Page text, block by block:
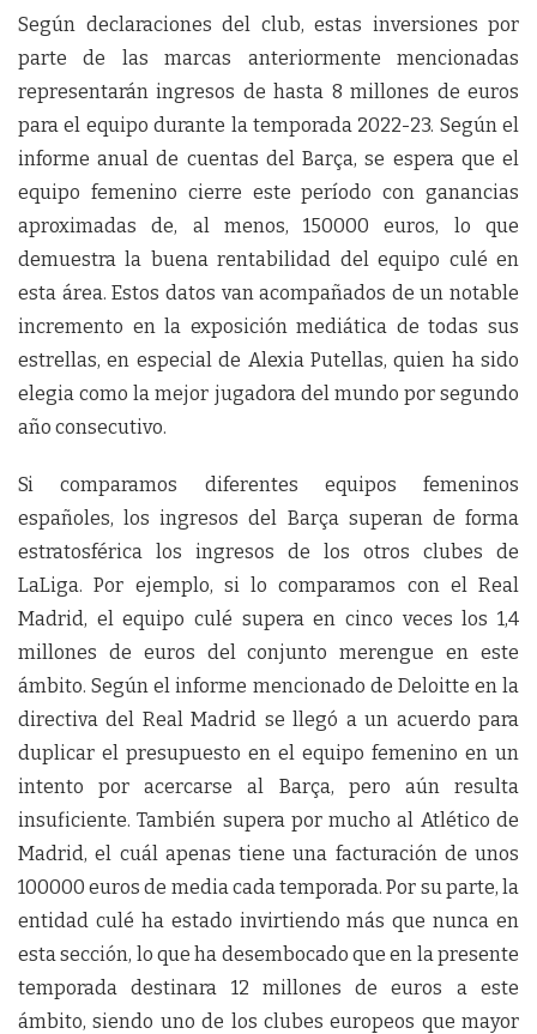
Según declaraciones del club, estas inversiones por
parte de las marcas anteriormente mencionadas
representarán ingresos de hasta 8 millones de euros
para el equipo durante la temporada 2022-23. Según el
informe anual de cuentas del Barça, se espera que el
equipo femenino cierre este período con ganancias
aproximadas de, al menos, 150000 euros, lo que
demuestra la buena rentabilidad del equipo culé en
esta área. Estos datos van acompañados de un notable
incremento en la exposición mediática de todas sus
estrellas, en especial de Alexia Putellas, quien ha sido
elegia como la mejor jugadora del mundo por segundo
año consecutivo.
Si comparamos diferentes equipos femeninos
españoles, los ingresos del Barça superan de forma
estratosférica los ingresos de los otros clubes de
LaLiga. Por ejemplo, si lo comparamos con el Real
Madrid, el equipo culé supera en cinco veces los 1,4
millones de euros del conjunto merengue en este
ámbito. Según el informe mencionado de Deloitte en la
directiva del Real Madrid se llegó a un acuerdo para
duplicar el presupuesto en el equipo femenino en un
intento por acercarse al Barça, pero aún resulta
insuficiente. También supera por mucho al Atlético de
Madrid, el cuál apenas tiene una facturación de unos
100000 euros de media cada temporada. Por su parte, la
entidad culé ha estado invirtiendo más que nunca en
esta sección, lo que ha desembocado que en la presente
temporada destinara 12 millones de euros a este
ámbito, siendo uno de los clubes europeos que mayor